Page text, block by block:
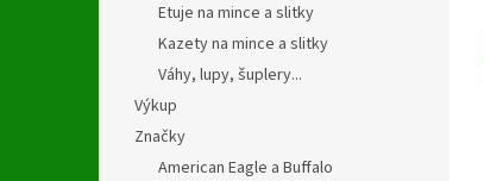
Etuje na mince a slitky
Kazety na mince a slitky
Váhy, lupy, šuplery...
Výkup
Značky
American Eagle a Buffalo